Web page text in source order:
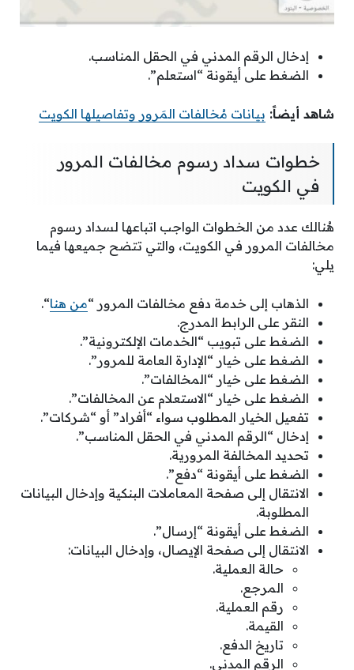
إدخال الرقم المدني في الحقل المناسب.
الضغط على أيقونة “استعلم”.
شاهد أيضاً: بيانات مُخالفات المَرور وتفاصيلها الكويت
خطوات سداد رسوم مخالفات المرور
في الكويت
هُنالك عدد من الخطوات الواجب اتباعها لسداد رسوم
مخالفات المرور في الكويت، والتي تتضح جميعها فيما
يلي:
الذهاب إلى خدمة دفع مخالفات المرور “من هنا“.
النقر على الرابط المدرج.
الضغط على تبويب “الخدمات الإلكترونية”.
الضغط على خيار “الإدارة العامة للمرور”.
الضغط على خيار “المخالفات”.
الضغط على خيار “الاستعلام عن المخالفات”.
تفعيل الخيار المطلوب سواء “أفراد” أو “شركات”.
إدخال “الرقم المدني في الحقل المناسب”.
تحديد المخالفة المرورية.
الضغط على أيقونة “دفع”.
الانتقال إلى صفحة المعاملات البنكية وإدخال البيانات
المطلوبة.
الضغط على أيقونة “إرسال”.
الانتقال إلى صفحة الإيصال، وإدخال البيانات:
حالة العملية.
المرجع.
رقم العملية.
القيمة.
تاريخ الدفع.
الرقم المدني.